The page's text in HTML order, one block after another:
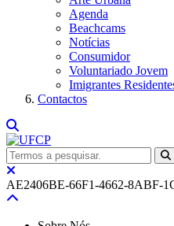
Agenda
Beachcams
Notícias
Consumidor
Voluntariado Jovem
Imigrantes
Contactos
AE2406BE-66F1-4662-8ABF-